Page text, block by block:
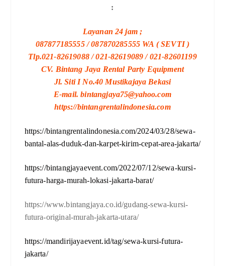
:
Layanan 24 jam ;
087877185555 / 087870285555 WA ( SEVTI )
Tlp.021-82619088 / 021-82619089 / 021-82601199
CV. Bintang Jaya Rental Party Equipment
Jl. Siti I No.40 Mustikajaya Bekasi
E-mail. bintangjaya75@yahoo.com
https://bintangrentalindonesia.com
https://bintangrentalindonesia.com/2024/03/28/sewa-
bantal-alas-duduk-dan-karpet-kirim-cepat-area-jakarta/
https://bintangjayaevent.com/2022/07/12/sewa-kursi-
futura-harga-murah-lokasi-jakarta-barat/
https://www.bintangjaya.co.id/gudang-sewa-kursi-
futura-original-murah-jakarta-utara/
https://mandirijayaevent.id/tag/sewa-kursi-futura-
jakarta/